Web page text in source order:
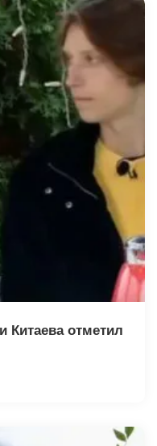
Китаева отметил